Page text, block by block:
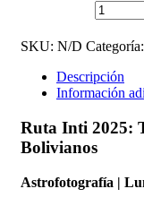
Inti
Los
cantidad
SKU: N/D Categoría:
Descripción
Información
Ruta Inti 2025:
Bolivianos
Astrofotografía |